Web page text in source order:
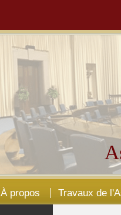
À propos Travaux de